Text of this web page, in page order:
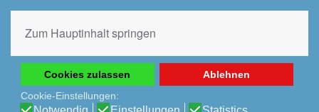
Erfahrung auf unserer Website zu ermöglichen.
Cookie-Richtlinie
Datenschutz-Bestimmungen
Cookies zulassen
Ablehnen
Cookie-Einstellungen:
Zum Hauptinhalt springen